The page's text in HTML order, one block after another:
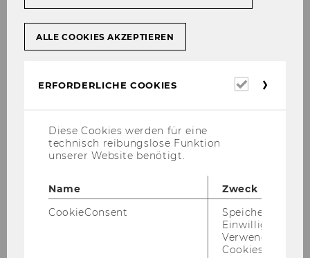
Angelegenheiten, im Re­crui­ting, in der Per­so­
nal­sta­tis­tik und bei der Her­aus­ga­be des
lungs­blat­tes der WU, das jeden Mitt­woch er­
sei­ten im
In­tra­net(Login-​Bereich).
ERFAHREN SIE MEHR!
ALLE COOKIES AKZEPTIEREN
ERFORDERLICHE COOKIES
Diese Cookies werden für eine
technisch reibungslose Funktion
unserer Website benötigt.
Name
Zweck
CookieConsent
Speichert Ihre
Einwilligung zur
Verwendung von
Cookies.